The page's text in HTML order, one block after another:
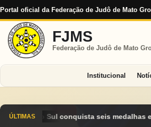
Portal oficial da Federação de Judô de Mato
FJMS
Federação de Judô de Mato
Institucional
ÚLTIMASe encerra Campeonato Brasileiro